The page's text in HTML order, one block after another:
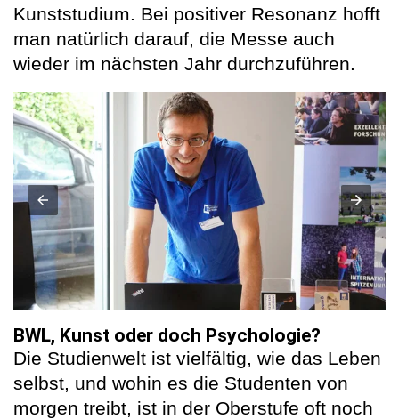
Kunststudium. Bei positiver Resonanz hofft
man natürlich darauf, die Messe auch
wieder im nächsten Jahr durchzuführen.
BWL, Kunst oder doch Psychologie?
Die Studienwelt ist vielfältig, wie das Leben
selbst, und wohin es die Studenten von
morgen treibt, ist in der Oberstufe oft noch